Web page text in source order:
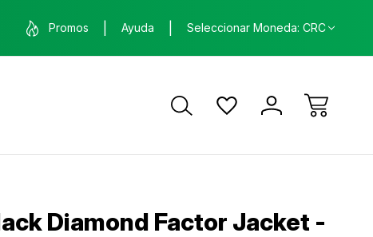
física en Santa Ana, Costa Rica
Promos Ayuda Seleccionar Moneda: CRC
Diamond Factor Jacket -